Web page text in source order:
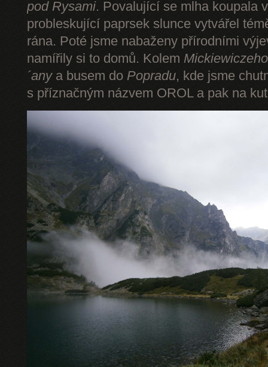
pod Rysami. Povalující se mlha koupala
probleskující paprsek slunce vytvářel
rána. Poté jsme nabaženy přírodními
namířily si to domů. Kolem
´anya busem do Popradu, kde jsme
s příznačným názvem OROL a pak na